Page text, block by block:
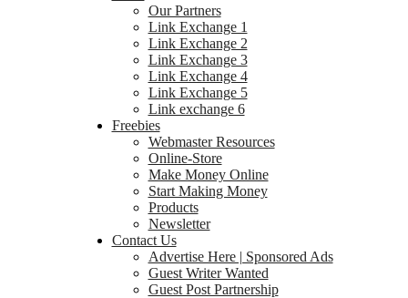
Our Partners
Link Exchange 1
Link Exchange 2
Link Exchange 3
Link Exchange 4
Link Exchange 5
Link exchange 6
Freebies
Webmaster Resources
Online-Store
Make Money Online
Start Making Money
Products
Newsletter
Contact Us
Advertise Here | Sponsored Ads
Guest Writer Wanted
Guest Post Partnership